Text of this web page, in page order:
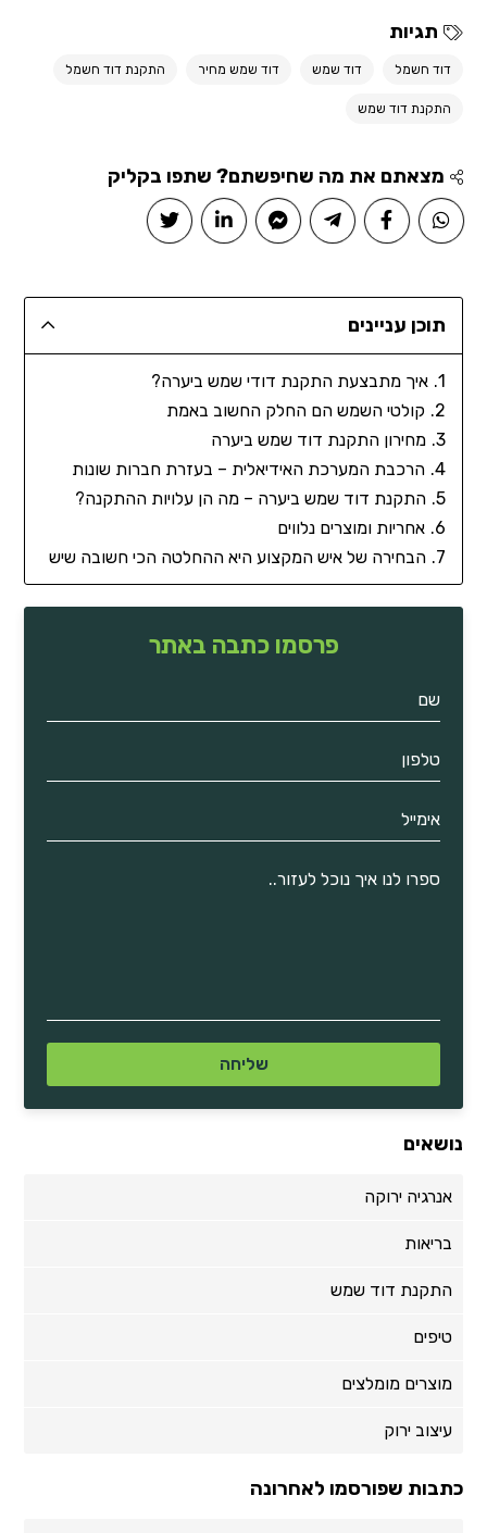
תגיות
דוד חשמל דוד שמש דוד שמש מחיר התקנת דוד חשמל
התקנת דוד שמש
מצאתם את מה שחיפשתם? שתפו בקליק
תוכן עניינים
איך מתבצעת התקנת דודי שמש ביערה?
קולטי השמש הם החלק החשוב באמת
מחירון התקנת דוד שמש ביערה
הרכבת המערכת האידיאלית – בעזרת חברות שונות
התקנת דוד שמש ביערה – מה הן עלויות ההתקנה?
אחריות ומוצרים נלווים
הבחירה של איש המקצוע היא ההחלטה הכי חשובה שיש
פרסמו כתבה באתר
נושאים
אנרגיה ירוקה
בריאות
התקנת דוד שמש
טיפים
מוצרים מומלצים
עיצוב ירוק
כתבות שפורסמו לאחרונה